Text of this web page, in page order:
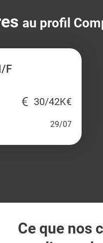
au profil
F
30/42K€
29/07
Ce que nos